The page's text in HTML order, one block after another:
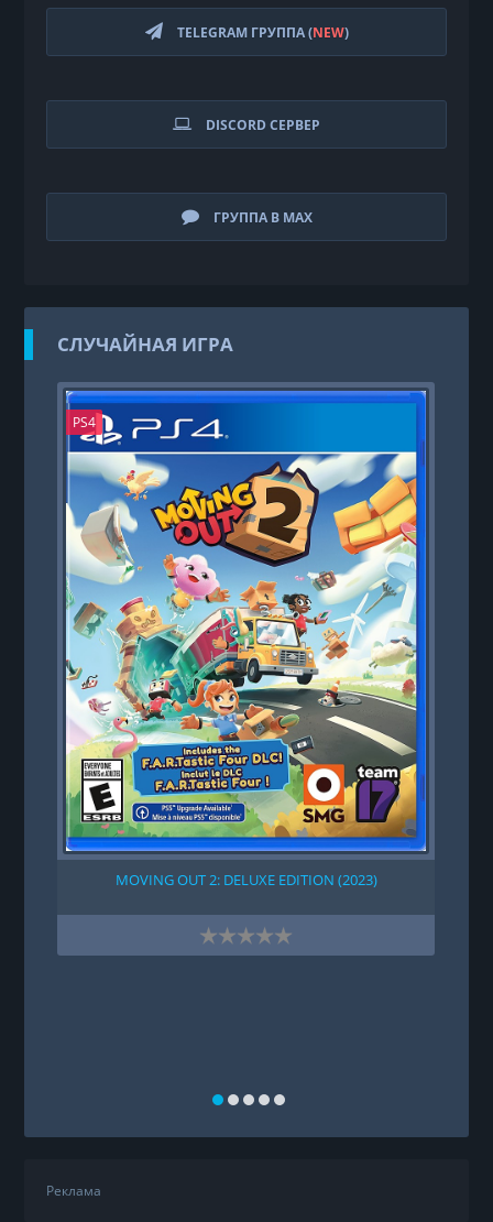
TELEGRAM ГРУППА (NEW)
DISCORD СЕРВЕР
ГРУППА В MAX
СЛУЧАЙНАЯ ИГРА
PS4
MOVING OUT 2: DELUXE EDITION (2023)
Реклама